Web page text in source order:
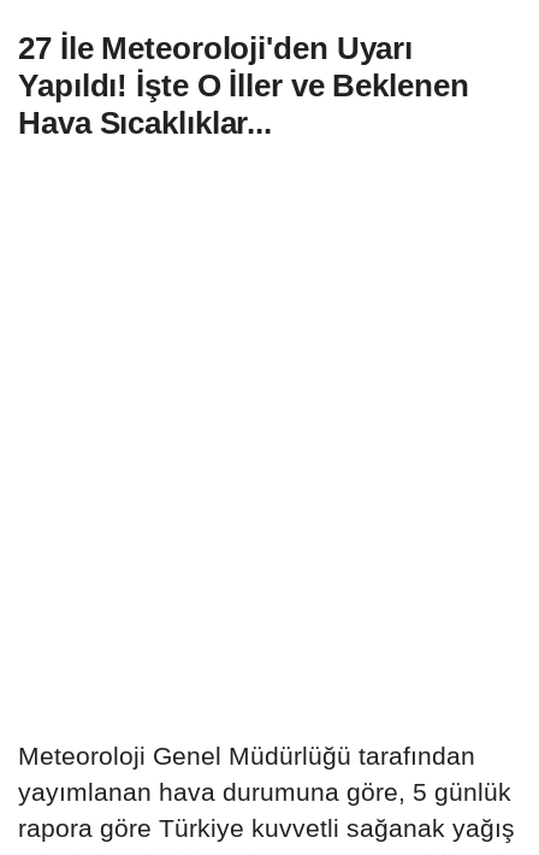
27 İle Meteoroloji'den Uyarı
Yapıldı! İşte O İller ve Beklenen
Hava Sıcaklıklar...
Meteoroloji Genel Müdürlüğü tarafından
yayımlanan hava durumuna göre, 5 günlük
rapora göre Türkiye kuvvetli sağanak yağış